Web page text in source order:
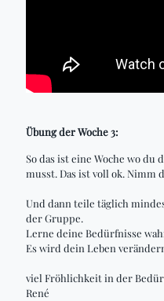
Übung der Woche 3:
So das ist eine Woche wo
musst. Das ist voll ok. Nimm
Und dann teile täglich
der Gruppe.
Lerne deine Bedürfnisse
Es wird dein Leben
viel Fröhlichkeit in der
René